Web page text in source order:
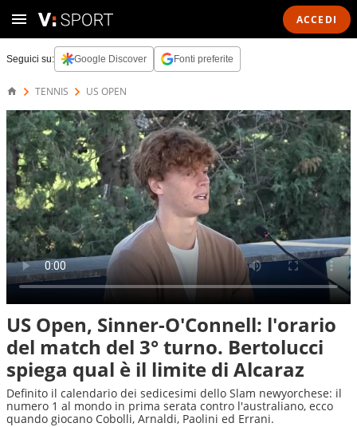
ACCEDI
Seguici su: Google Discover Fonti preferite
TENNIS US OPEN
US Open, Sinner-O'Connell: l'orario
del match del 3° turno. Bertolucci
spiega qual è il limite di Alcaraz
Definito il calendario dei sedicesimi dello Slam newyorchese: il
numero 1 al mondo in prima serata contro l'australiano, ecco
quando giocano Cobolli, Arnaldi, Paolini ed Errani.